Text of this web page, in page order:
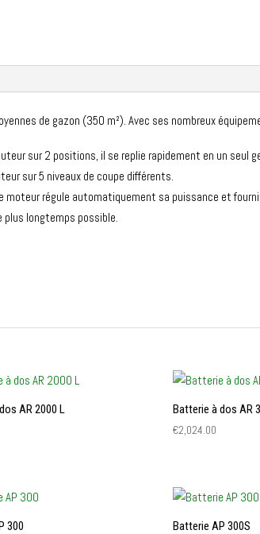
de gazon (350 m²). Avec ses nombreux
sur 2 positions, il se replie rapidement en un seul
sur 5 niveaux de coupe différents.
moteur régule automatiquement sa puissance et
plus longtemps possible.
AR 2000 L
Batterie à dos AR
€2,024.00
300
Batterie AP 300S